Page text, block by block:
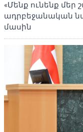
«Մենք ունենք մեր
ադրբեջանական
մասին